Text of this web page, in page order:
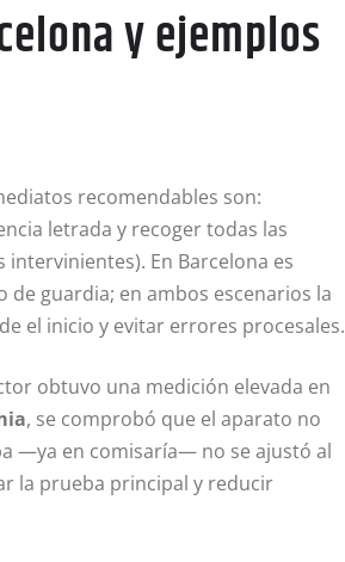
y ejemplos
recomendables son:
letrada y recoger todas las
En Barcelona es
guardia; en ambos escenarios la
el inicio y evitar errores procesales.
obtuvo una medición elevada en
, se comprobó que el aparato no
—ya en comisaría— no se ajustó al
la prueba principal y reducir